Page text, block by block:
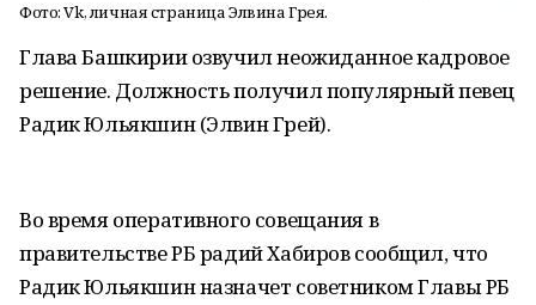
Фото: Vk, личная страница Элвина Грея.
Глава Башкирии озвучил неожиданное кадровое
решение. Должность получил популярный певец
Радик Юльякшин (Элвин Грей).
Во время оперативного совещания в
правительстве РБ радий Хабиров сообщил, что
Радик Юльякшин назначет советником Главы РБ